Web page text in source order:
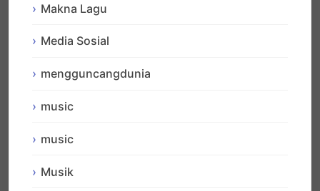
Makna Lagu
Media Sosial
mengguncangdunia
music
music
Musik